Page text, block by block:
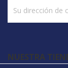
NUESTRA